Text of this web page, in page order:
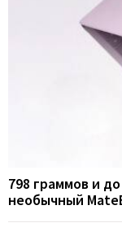
798 граммов и
необычный